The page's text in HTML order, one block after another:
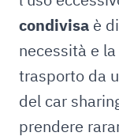
condivisa è
necessità e
trasporto da
del car
prendere